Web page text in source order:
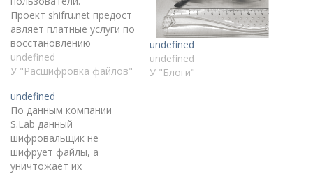
Проект shifru.net предост
авляет платные услуги по
восстановлению
следующих типов файлов
после атаки
архивы rar и zip;образы
Acronis, veeam, резервне
копіювання
Windows;образы (жесткие
диски) виртуальных
машин;базы почтовых
undefined
У "Расшифровка файлов"
undefined
undefined
У "Блоги"
undefined
По данным компании
S.Lab данный
шифровальщик не
шифрует файлы, а
уничтожает их